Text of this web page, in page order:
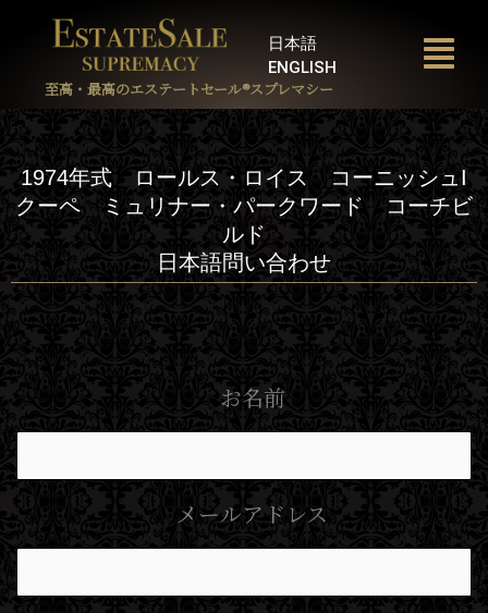
日本語
ENGLISH
至高・最高のエステートセール®︎スプレマシー
1974年式 ロールス・ロイス コーニッシュI
クーペ ミュリナー・パークワード コーチビ
ルド
日本語問い合わせ
お名前
メールアドレス